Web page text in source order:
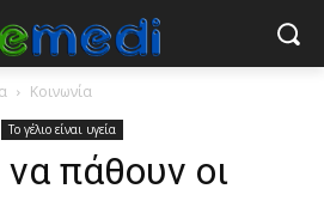
Κοινωνία
Το γέλιο είναι υγεία
πάθουν οι